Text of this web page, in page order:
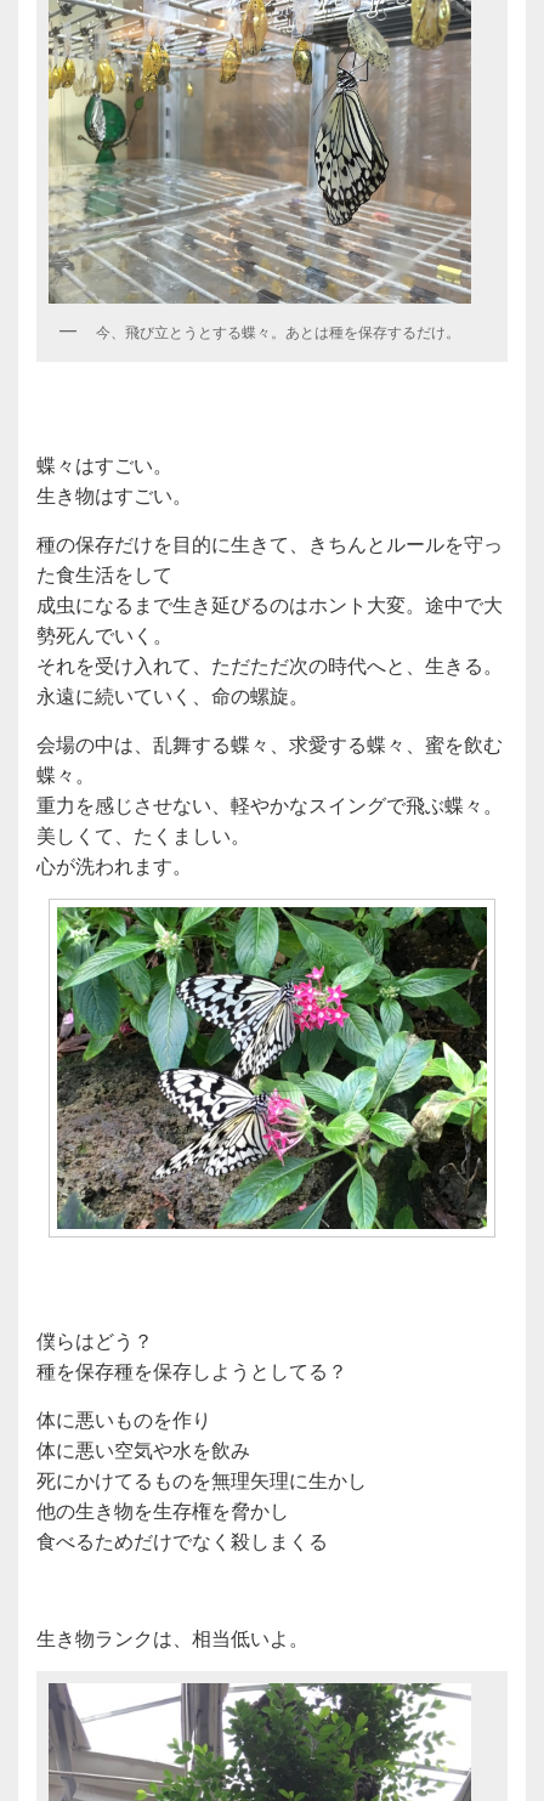
今、飛び立とうとする蝶々。あとは種を保存するだけ。
蝶々はすごい。
生き物はすごい。
種の保存だけを目的に生きて、きちんとルールを守っ
た食生活をして
成虫になるまで生き延びるのはホント大変。途中で大
勢死んでいく。
それを受け入れて、ただただ次の時代へと、生きる。
永遠に続いていく、命の螺旋。
会場の中は、乱舞する蝶々、求愛する蝶々、蜜を飲む
蝶々。
重力を感じさせない、軽やかなスイングで飛ぶ蝶々。
美しくて、たくましい。
心が洗われます。
僕らはどう？
種を保存種を保存しようとしてる？
体に悪いものを作り
体に悪い空気や水を飲み
死にかけてるものを無理矢理に生かし
他の生き物を生存権を脅かし
食べるためだけでなく殺しまくる
生き物ランクは、相当低いよ。